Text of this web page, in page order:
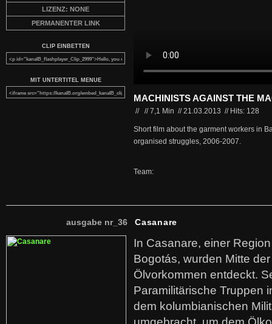
LIZENZ: NONE
PERMANENTER LINK
CLIP EINBETTEN
MIT UNTERTITEL MENUE
MACHINISTS AGAINST THE
// //7,1 Min //21.03.2013 // Hits: 128
Short film about the garment workers in
organised struggles, 2006-2007.
Team:
ausgabe nr_36 Casanare
In Casanare, einer
Bogotás, wurden Mitte
Ölvorkommen entdeckt.
Paramilitärische Truppen
dem kolumbianischen